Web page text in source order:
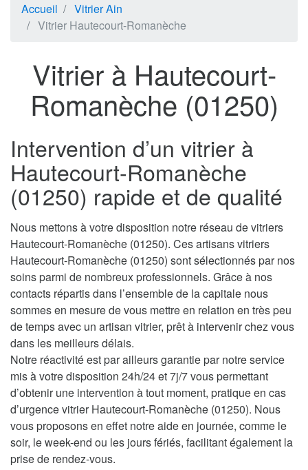
Accueil
Vitrier Ain
Vitrier Hautecourt-Romanèche
Vitrier à Hautecourt-
Romanèche (01250)
Intervention d’un vitrier à
Hautecourt-Romanèche
(01250) rapide et de qualité
Nous mettons à votre disposition notre réseau de vitriers
Hautecourt-Romanèche (01250). Ces artisans vitriers
Hautecourt-Romanèche (01250) sont sélectionnés par nos
soins parmi de nombreux professionnels. Grâce à nos
contacts répartis dans l’ensemble de la capitale nous
sommes en mesure de vous mettre en relation en très peu
de temps avec un artisan vitrier, prêt à intervenir chez vous
dans les meilleurs délais.
Notre réactivité est par ailleurs garantie par notre service
mis à votre disposition 24h/24 et 7j/7 vous permettant
d’obtenir une intervention à tout moment, pratique en cas
d’urgence vitrier Hautecourt-Romanèche (01250). Nous
vous proposons en effet notre aide en journée, comme le
soir, le week-end ou les jours fériés, facilitant également la
prise de rendez-vous.